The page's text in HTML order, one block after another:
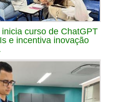
curso de ChatGPT
e incentiva inovação